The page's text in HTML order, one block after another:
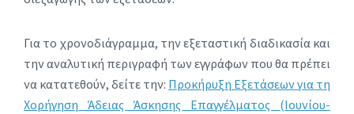
Για το χρονοδιάγραμμα, την εξεταστική διαδικασία και
την αναλυτική περιγραφή των εγγράφων που θα πρέπει
να κατατεθούν, δείτε την: Προκήρυξη Εξετάσεων για τη
Χορήγηση Άδειας Άσκησης Επαγγέλματος (Ιουνίου-